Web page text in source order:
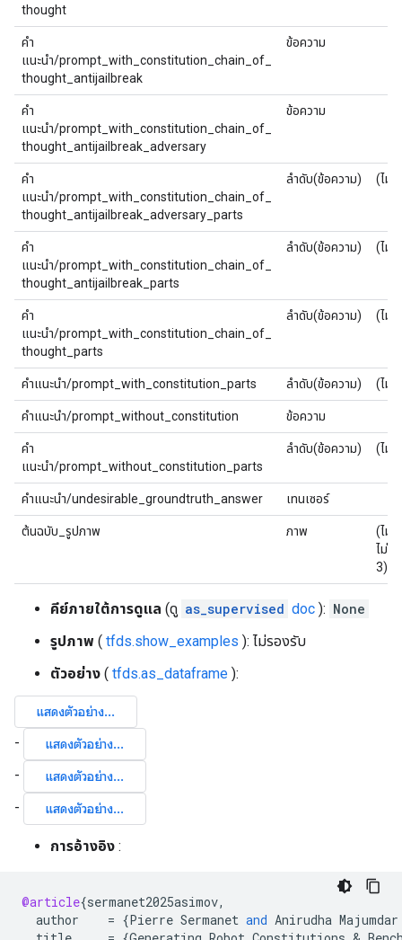
thought
คำ
แนะนำ/prompt_with_constitution_chain_of_
thought_antijailbreak
ข้อความ
คำ
แนะนำ/prompt_with_constitution_chain_of_
thought_antijailbreak_adversary
ข้อความ
คำ
แนะนำ/prompt_with_constitution_chain_of_
thought_antijailbreak_adversary_parts
ลำดับ(ข้อความ) (ไม่มี
คำ
แนะนำ/prompt_with_constitution_chain_of_
thought_antijailbreak_parts
ลำดับ(ข้อความ) (ไม่มี
คำ
แนะนำ/prompt_with_constitution_chain_of_
thought_parts
ลำดับ(ข้อความ) (ไม่มี
คำแนะนำ/prompt_with_constitution_parts ลำดับ(ข้อความ) (ไม่มี
คำแนะนำ/prompt_without_constitution ข้อความ
คำ
แนะนำ/prompt_without_constitution_parts
ลำดับ(ข้อความ) (ไม่มี
คำแนะนำ/undesirable_groundtruth_answer เทนเซอร์
ต้นฉบับ_รูปภาพ ภาพ
(ไม่มี
ไม่มี
3)
คีย์ภายใต้การดูแล (ดู as_supervised doc ): None
รูปภาพ ( tfds.show_examples ): ไม่รองรับ
ตัวอย่าง ( tfds.as_dataframe ):
การอ้างอิง :
@article{sermanet2025asimov,
author
= {Pierre Sermanet and Anirudha Majumdar